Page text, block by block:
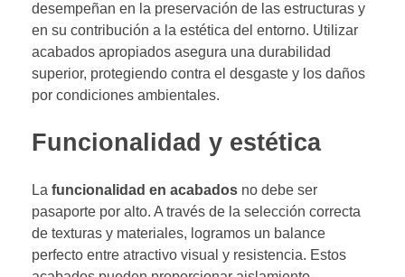
desempeñan en la preservación de las estructuras y
en su contribución a la estética del entorno. Utilizar
acabados apropiados asegura una durabilidad
superior, protegiendo contra el desgaste y los daños
por condiciones ambientales.
Funcionalidad y estética
La funcionalidad en acabados no debe ser
pasaporte por alto. A través de la selección correcta
de texturas y materiales, logramos un balance
perfecto entre atractivo visual y resistencia. Estos